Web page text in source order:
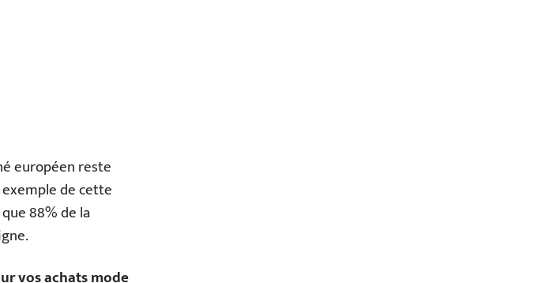
européen reste
de cette
88% de la
vos achats mode